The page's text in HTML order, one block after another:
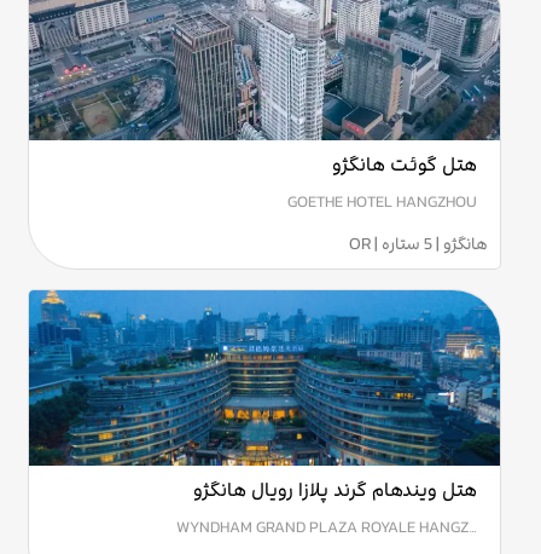
هتل گوئت هانگژو
GOETHE HOTEL HANGZHOU
هانگژو | 5 ستاره | OR
هتل ویندهام گرند پلازا رویال هانگژو
WYNDHAM GRAND PLAZA ROYALE HANGZ…